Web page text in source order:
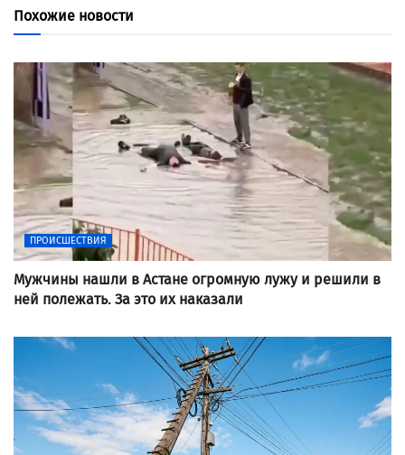
Похожие новости
ПРОИСШЕСТВИЯ
Мужчины нашли в Астане огромную лужу и решили в
ней полежать. За это их наказали